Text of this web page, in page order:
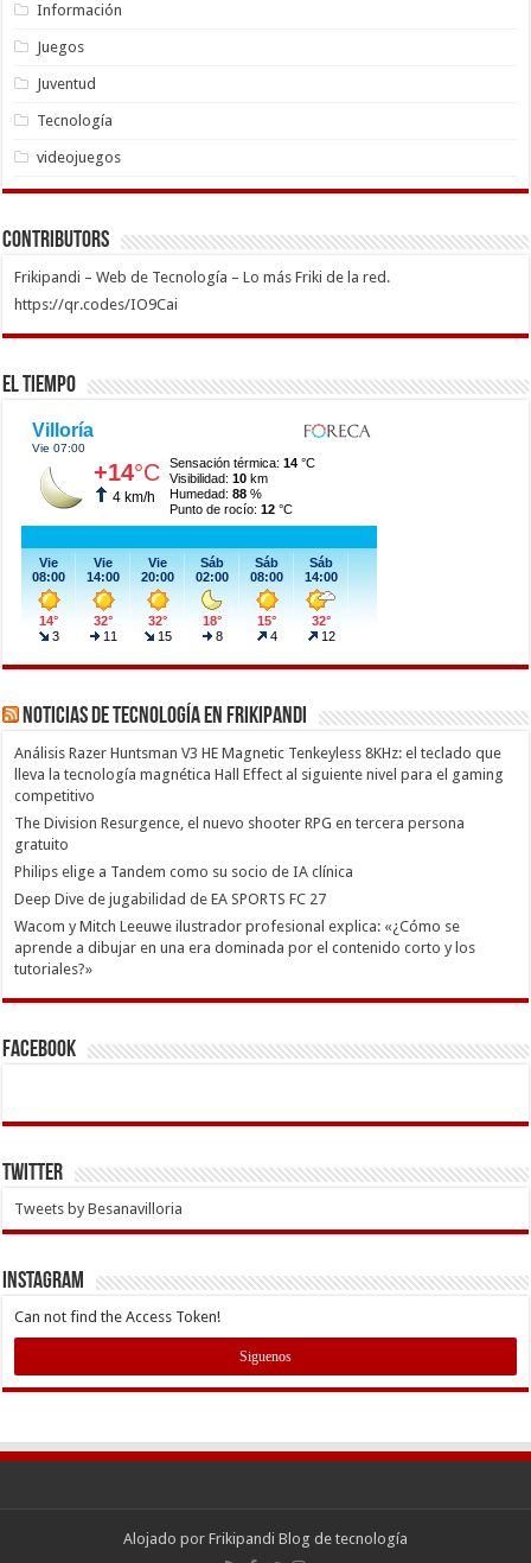
Información
Juegos
Juventud
Tecnología
videojuegos
Contributors
Frikipandi – Web de Tecnología – Lo más Friki de la red.
https://qr.codes/IO9Cai
El Tiempo
Noticias de Tecnología en Frikipandi
Análisis Razer Huntsman V3 HE Magnetic Tenkeyless 8KHz: el teclado que
lleva la tecnología magnética Hall Effect al siguiente nivel para el gaming
competitivo
The Division Resurgence, el nuevo shooter RPG en tercera persona
gratuito
Philips elige a Tandem como su socio de IA clínica
Deep Dive de jugabilidad de EA SPORTS FC 27
Wacom y Mitch Leeuwe ilustrador profesional explica: «¿Cómo se
aprende a dibujar en una era dominada por el contenido corto y los
tutoriales?»
Facebook
Twitter
Tweets by Besanavilloria
INSTAGRAM
Can not find the Access Token!
Siguenos
Alojado por Frikipandi Blog de tecnología